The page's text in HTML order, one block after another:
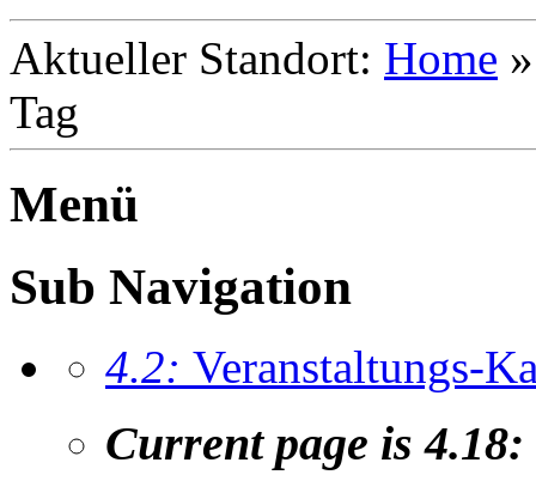
Aktueller Standort: Home
Tag
Menü
Sub Navigation
4.2: Veranstaltungs-
Current page is 4.18: